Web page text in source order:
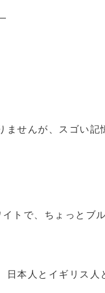
ませんが、スゴい記
トで、ちょっとブル
日本人とイギリス